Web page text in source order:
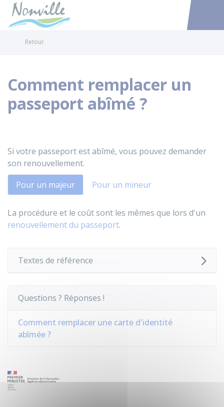
Accéder
Retour
Comment remplacer un
passeport abîmé ?
Si votre passeport est abîmé, vous pouvez demander
son renouvellement.
Pour un majeur
Pour un mineur
La procédure et le coût sont les mêmes que lors d'un
renouvellement du passeport.
Textes de référence
Questions ? Réponses !
Comment remplacer une carte d'identité
abîmée ?